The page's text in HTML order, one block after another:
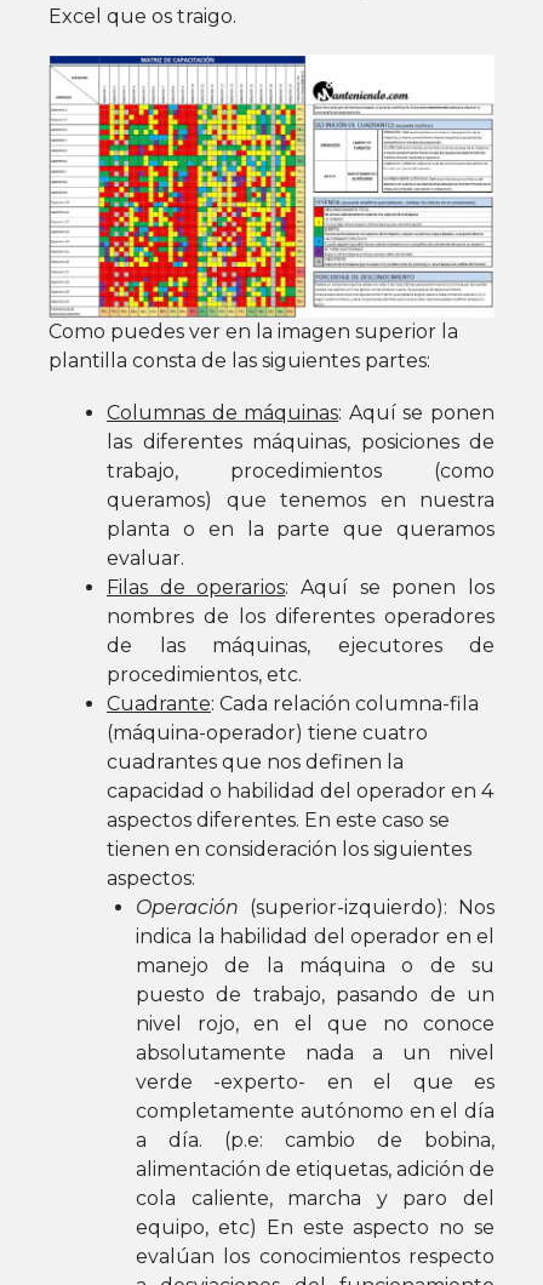
Excel que os traigo.
Como puedes ver en la imagen superior la
plantilla consta de las siguientes partes:
Columnas de máquinas: Aquí se ponen
las diferentes máquinas, posiciones de
trabajo, procedimientos (como
queramos) que tenemos en nuestra
planta o en la parte que queramos
evaluar.
Filas de operarios: Aquí se ponen los
nombres de los diferentes operadores
de las máquinas, ejecutores de
procedimientos, etc.
Cuadrante: Cada relación columna-fila
(máquina-operador) tiene cuatro
cuadrantes que nos definen la
capacidad o habilidad del operador en 4
aspectos diferentes. En este caso se
tienen en consideración los siguientes
aspectos:
Operación (superior-izquierdo): Nos
indica la habilidad del operador en el
manejo de la máquina o de su
puesto de trabajo, pasando de un
nivel rojo, en el que no conoce
absolutamente nada a un nivel
verde -experto- en el que es
completamente autónomo en el día
a día. (p.e: cambio de bobina,
alimentación de etiquetas, adición de
cola caliente, marcha y paro del
equipo, etc) En este aspecto no se
evalúan los conocimientos respecto